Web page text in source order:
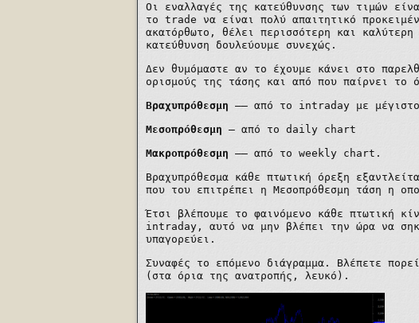
Οι εναλλαγές της κατεύθυνσης των τιμών
το trade να είναι πολύ απαιτητικό
ακατόρθωτο, θέλει περισσότερη και
κατεύθυνση δουλεύουμε συνεχώς.
Δεν θυμόμαστε αν το έχουμε κάνει στο
ορισμούς της τάσης και από που παίρνει το
Βραχυπρόθεσμη –– από το intraday με
Μεσοπρόθεσμη — από το daily chart
Μακροπρόθεσμη –– από το weekly chart.
Βραχυπρόθεσμα κάθε πτωτική όρεξη
που του επιτρέπει η Μεσοπρόθεσμη τάση η
Έτσι βλέπουμε το φαινόμενο κάθε πτωτική
intraday, αυτό να μην βλέπει την ώρα να
υπαγορεύει.
Συναφές το επόμενο διάγραμμα. Βλέπετε
(στα όρια της ανατροπής, λευκό).